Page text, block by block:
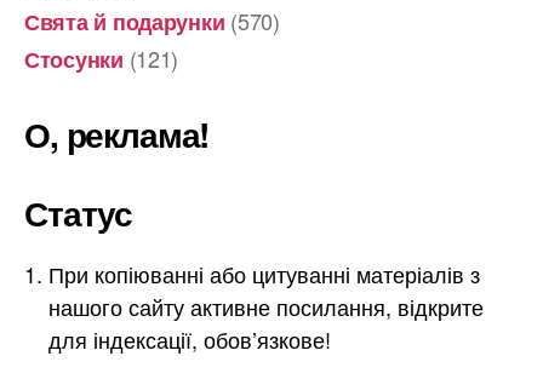
Свята й подарунки (570)
Стосунки (121)
О, реклама!
Статус
При копіюванні або цитуванні матеріалів з
нашого сайту активне посилання, відкрите
для індексації, обов’язкове!